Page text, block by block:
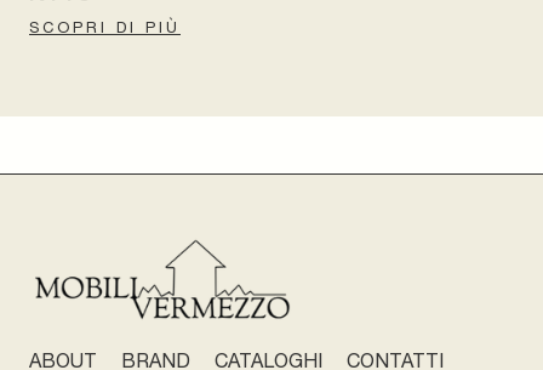
SCOPRI DI PIÙ
ABOUT BRAND CATALOGHI CONTATTI